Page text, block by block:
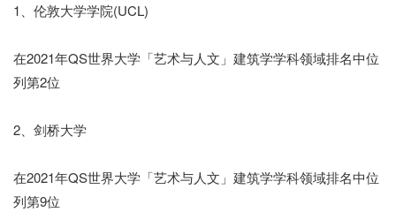
1、伦敦大学学院(UCL)
在2021年QS世界大学「艺术与人文」建筑学学科领域排名中位
列第2位
2、剑桥大学
在2021年QS世界大学「艺术与人文」建筑学学科领域排名中位
列第9位